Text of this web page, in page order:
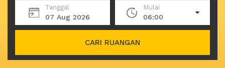
Tanggal
07 Aug 2026
Mulai
06:00
CARI RUANGAN